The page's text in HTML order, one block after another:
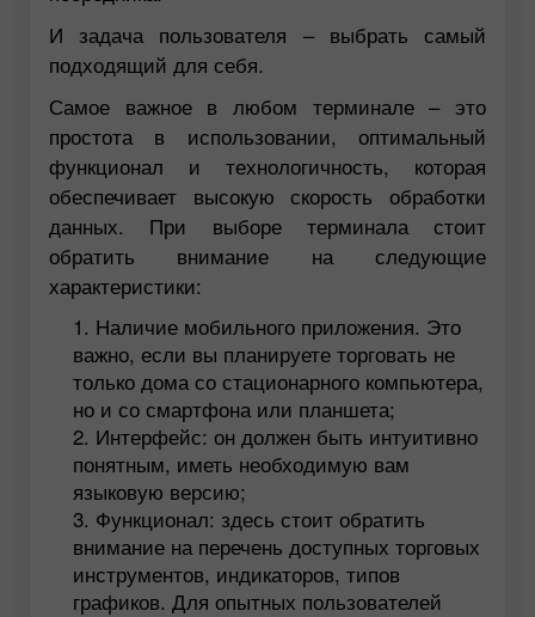
И задача пользователя – выбрать самый
подходящий для себя.
Самое важное в любом терминале – это
простота в использовании, оптимальный
функционал и технологичность, которая
обеспечивает высокую скорость обработки
данных. При выборе терминала стоит
обратить внимание на следующие
характеристики:
Наличие мобильного приложения. Это
важно, если вы планируете торговать не
только дома со стационарного компьютера,
но и со смартфона или планшета;
Интерфейс: он должен быть интуитивно
понятным, иметь необходимую вам
языковую версию;
Функционал: здесь стоит обратить
внимание на перечень доступных торговых
инструментов, индикаторов, типов
графиков. Для опытных пользователей